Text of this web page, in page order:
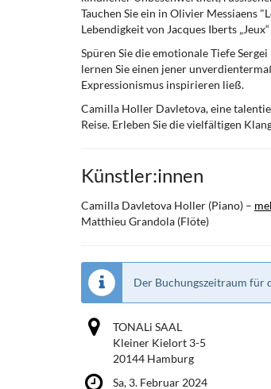
Tauchen Sie ein in Olivier Messiaens
Lebendigkeit von Jacques Iberts
Spüren Sie die emotionale Tiefe
lernen Sie einen jener
Expressionismus inspirieren ließ.
Camilla Holler Davletova, eine
Reise. Erleben Sie die vielfältigen
Künstler:innen
Camilla Davletova Holler (Piano) –
Matthieu Grandola (Flöte)
Der Buchungszeitraum für
TONALi SAAL
Kleiner Kielort 3-5
20144 Hamburg
Sa, 3. Februar 2024